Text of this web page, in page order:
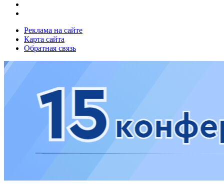
Реклама на сайте
Карта сайта
Обратная связь